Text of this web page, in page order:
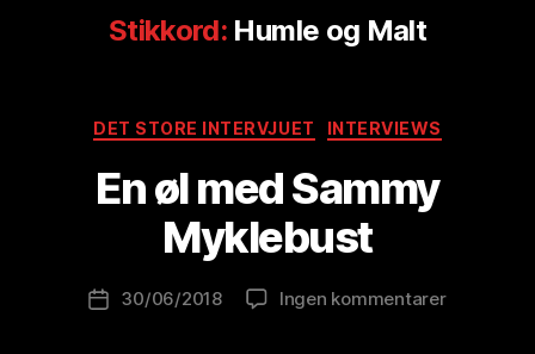
Stikkord: Humle og Malt
Kategorier
DET STORE INTERVJUET INTERVIEWS
En øl med Sammy
Myklebust
Innleggsforfatter
v
B
r
w
l
Publiseringsdato
30/06/2018 Ingen kommentarertil